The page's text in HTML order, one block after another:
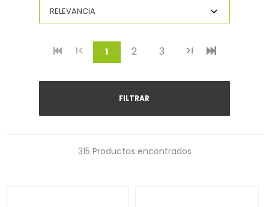
1(current)
2 3
FILTRAR
315 Productos encontrados